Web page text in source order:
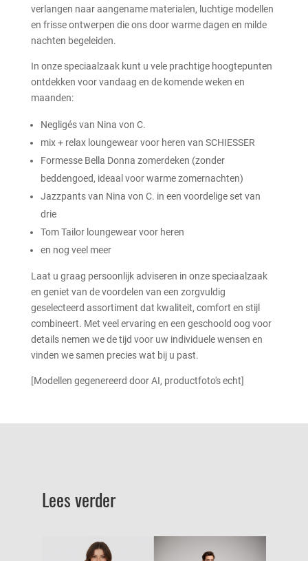
verlangen naar aangename materialen, luchtige modellen
en frisse ontwerpen die ons door warme dagen en milde
nachten begeleiden.
In onze speciaalzaak kunt u vele prachtige hoogtepunten
ontdekken voor vandaag en de komende weken en
maanden:
Negligés van Nina von C.
mix + relax loungewear voor heren van SCHIESSER
Formesse Bella Donna zomerdeken (zonder
beddengoed, ideaal voor warme zomernachten)
Jazzpants van Nina von C. in een voordelige set van
drie
Tom Tailor loungewear voor heren
en nog veel meer
Laat u graag persoonlijk adviseren in onze speciaalzaak
en geniet van de voordelen van een zorgvuldig
geselecteerd assortiment dat kwaliteit, comfort en stijl
combineert. Met veel ervaring en een geschoold oog voor
details nemen we de tijd voor uw individuele wensen en
vinden we samen precies wat bij u past.
[Modellen gegenereerd door AI, productfoto's echt]
Lees verder